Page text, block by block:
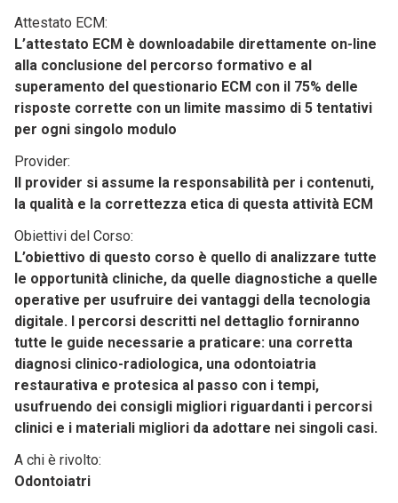
Attestato ECM:
L’attestato ECM è downloadabile direttamente on-line
alla conclusione del percorso formativo e al
superamento del questionario ECM con il 75% delle
risposte corrette con un limite massimo di 5 tentativi
per ogni singolo modulo
Provider:
Il provider si assume la responsabilità per i contenuti,
la qualità e la correttezza etica di questa attività ECM
Obiettivi del Corso:
L’obiettivo di questo corso è quello di analizzare tutte
le opportunità cliniche, da quelle diagnostiche a quelle
operative per usufruire dei vantaggi della tecnologia
digitale. I percorsi descritti nel dettaglio forniranno
tutte le guide necessarie a praticare: una corretta
diagnosi clinico-radiologica, una odontoiatria
restaurativa e protesica al passo con i tempi,
usufruendo dei consigli migliori riguardanti i percorsi
clinici e i materiali migliori da adottare nei singoli casi.
A chi è rivolto:
Odontoiatri